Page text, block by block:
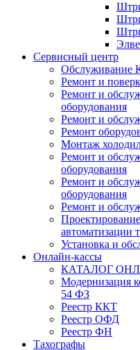
Сервисный центр
Обслуживание
Ремонт и
Ремонт и
оборудования
Ремонт и
Ремонт
Монтаж
Ремонт и
оборудования
Ремонт и
оборудования
Ремонт и
автоматизации
Установка и
Онлайн-кассы
КАТАЛОГ
Модернизация
54 ФЗ
Реестр ККТ
Реестр ОФД
Реестр ФН
Тахографы